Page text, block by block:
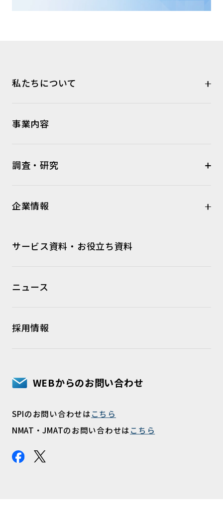
私たちについて
事業内容
調査・研究
企業情報
サービス資料・お役立ち資料
ニュース
採用情報
WEBからのお問い合わせ
SPIのお問い合わせはこちら
NMAT・JMATのお問い合わせはこちら